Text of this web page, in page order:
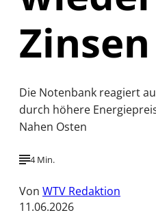
Zinsen
Die Notenbank reagiert
durch höhere
Nahen Osten
4 Min.
Von WTV Redaktion
11.06.2026